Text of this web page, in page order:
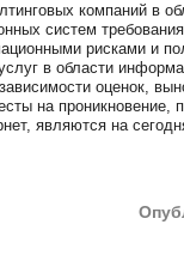
компаний в
систем
рисками и
в области
оценок,
на проникновение,
являются на